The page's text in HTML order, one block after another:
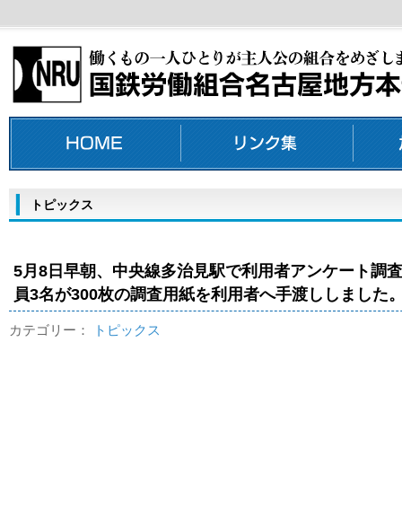
トピックス
5月8日早朝、中央線多治見駅で利用者アンケート調
員3名が300枚の調査用紙を利用者へ手渡ししました
カテゴリー： トピックス